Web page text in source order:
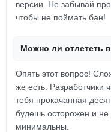
версии. Не забывай
чтобы не поймать бан!
Можно ли отлететь
Опять этот вопрос!
же есть. Разработчики
тебя прокачанная
будешь осторожен и
минимальны.